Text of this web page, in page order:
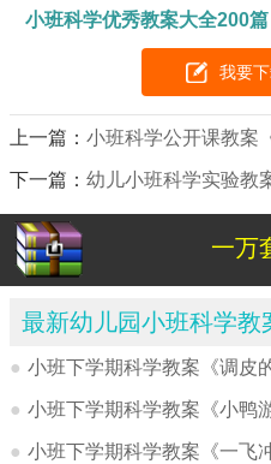
小班科学优秀教案大全200篇
我要
上一篇：小班科学公开课教案
下一篇：幼儿小班科学实验教
一万
最新幼儿园小班科学教
● 小班下学期科学教案《调皮
● 小班下学期科学教案《小鸭
● 小班下学期科学教案《一飞